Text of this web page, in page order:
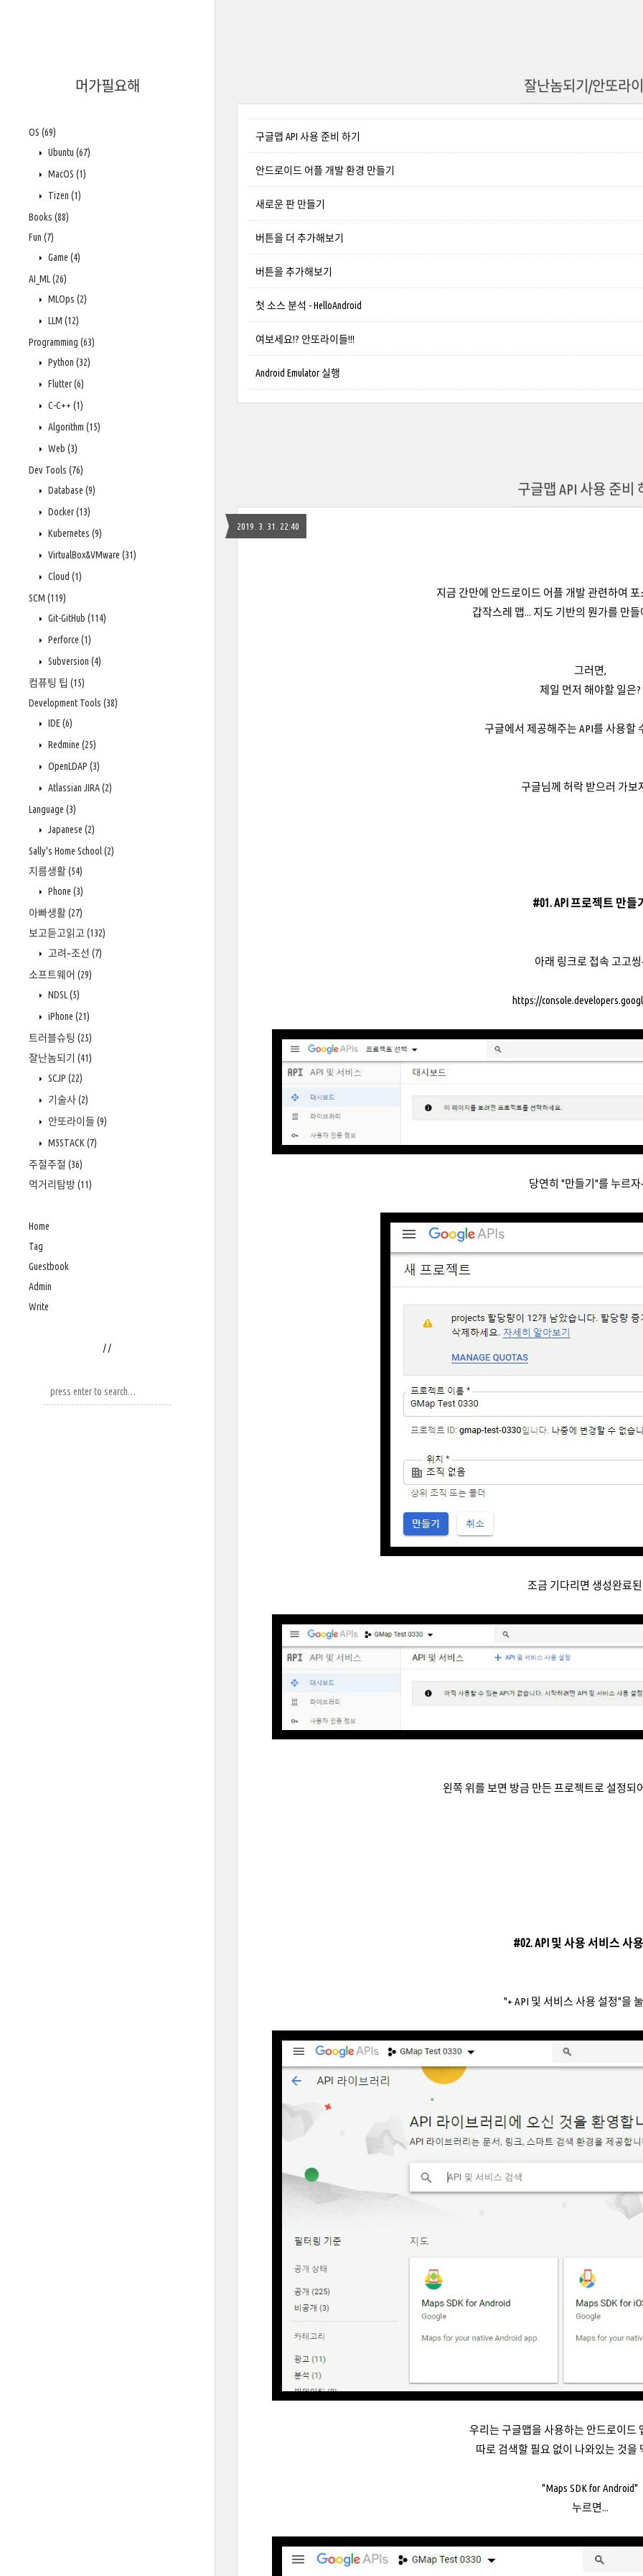
머가필요해
OS (69)
Ubuntu (67)
MacOS (1)
Tizen (1)
Books (88)
Fun (7)
Game (4)
AI_ML(26)
MLOps (2)
LLM (12)
Programming (63)
Python (32)
Flutter(6)
C-C++ (1)
Algorithm (15)
Web (3)
Dev Tools (76)
Database (9)
Docker(13)
Kubernetes (9)
VirtualBox&VMware (31)
Cloud (1)
SCM (119)
Git-GitHub (114)
Perforce (1)
Subversion (4)
컴퓨팅 팁 (15)
Development Tools (38)
IDE(6)
Redmine (25)
OpenLDAP (3)
Atlassian JIRA(2)
Language (3)
Japanese (2)
Sally's Home School(2)
지름생활(54)
Phone (3)
아빠생활(27)
보고듣고읽고 (132)
고려~조선 (7)
소프트웨어 (29)
NDSL(5)
iPhone (21)
트러블슈팅 (25)
잘난놈되기 (41)
SCJP (22)
기술사(2)
안또라이들 (9)
M5STACK (7)
주절주절 (36)
먹거리탐방(11)
Home
Tag
Guestbook
Admin
Write
/ /
잘난놈되기/안또라
구글맵 API 사용 준비 하기
안드로이드 어플 개발 환경 만들기
새로운 판 만들기
버튼을 더 추가해보기
버튼을 추가해보기
첫 소스 분석 - HelloAndroid
여보세요!? 안또라이들!!!
Android Emulator 실행
구글맵 API 사용 준비
2019. 3. 31. 22:40
지금 간만에 안드로이드 어플 개발 관련하여
갑작스레 맵... 지도 기반의 뭔가를 만
그러면,
제일 먼저 해야할 일은?
구글에서 제공해주는 API를 사용할
구글님께 허락 받으러 가보
#01. API 프로젝트 만들
아래 링크로 접속 고고씽
https://
당연히 "만들기"를 누르자
조금 기다리면 생성완료
왼쪽 위를 보면 방금 만든 프로젝트로 설정되
#02. API 및 사용 서비스 사
"+ API 및 서비스 사용 설정"을
우리는 구글맵을 사용하는 안드로이드
따로 검색할 필요 없이 나와있는 것을
"Maps SDK for Android"
누르면...